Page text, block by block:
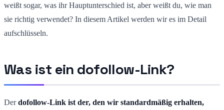
weißt sogar, was ihr Hauptunterschied ist, aber weißt du, wie man
sie richtig verwendet? In diesem Artikel werden wir es im Detail
aufschlüsseln.
Was ist ein dofollow-Link?
Derdofollow-Link ist der, den wir standardmäßig erhalten,